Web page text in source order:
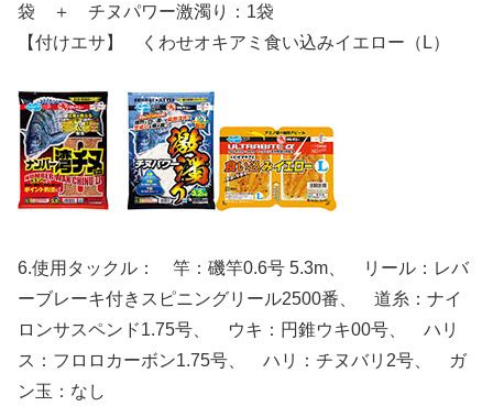
袋 ＋ チヌパワー激濁り：1袋
【付けエサ】 くわせオキアミ食い込みイエロー（L）
6.使用タックル： 竿：磯竿0.6号 5.3m、 リール：レバ
ーブレーキ付きスピニングリール2500番、 道糸：ナイ
ロンサスペンド1.75号、 ウキ：円錐ウキ00号、 ハリ
ス：フロロカーボン1.75号、 ハリ：チヌバリ2号、 ガ
ン玉：なし